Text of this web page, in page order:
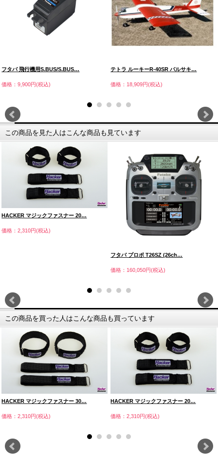
フタバ 飛行機用S.BUS/S.BUS…
価格：9,900円(税込)
テトラ ルーキーR-40SR バルサキ…
価格：18,909円(税込)
この商品を見た人はこんな商品も見ています
HACKER マジックファスナー 20…
価格：2,310円(税込)
フタバ プロポ T26SZ (26ch…
価格：160,050円(税込)
この商品を買った人はこんな商品も買っています
HACKER マジックファスナー 30…
価格：2,310円(税込)
HACKER マジックファスナー 20…
価格：2,310円(税込)